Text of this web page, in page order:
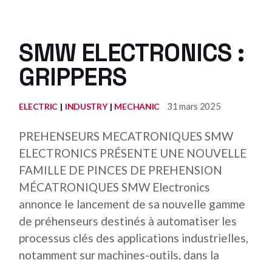
SMW ELECTRONICS :
GRIPPERS
ELECTRIC INDUSTRY MECHANIC 31 mars 2025
PREHENSEURS MECATRONIQUES SMW
ELECTRONICS PRÉSENTE UNE NOUVELLE
FAMILLE DE PINCES DE PREHENSION
MÉCATRONIQUES SMW Electronics
annonce le lancement de sa nouvelle gamme
de préhenseurs destinés à automatiser les
processus clés des applications industrielles,
notamment sur machines-outils, dans la